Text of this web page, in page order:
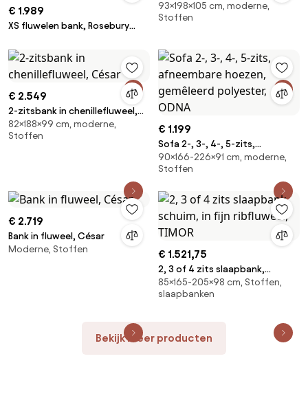
€ 1.989
XS fluwelen bank, Rosebury
93×198×105 cm, moderne,
Stoffen
€ 2.549
2-zitsbank in chenillefluweel,
César
82×188×99 cm, moderne,
Stoffen
€ 1.199
Sofa 2-, 3-, 4-, 5-zits,
afneembare hoezen,
gemêleerd polyester, ODNA
90×166-226×91 cm, moderne,
Stoffen
€ 2.719
Bank in fluweel, César
Moderne, Stoffen
€ 1.521,75
2, 3 of 4 zits slaapbank,
schuim, in fijn ribfluweel, TIMOR
85×165-205×98 cm, Stoffen,
slaapbanken
Bekijk meer producten